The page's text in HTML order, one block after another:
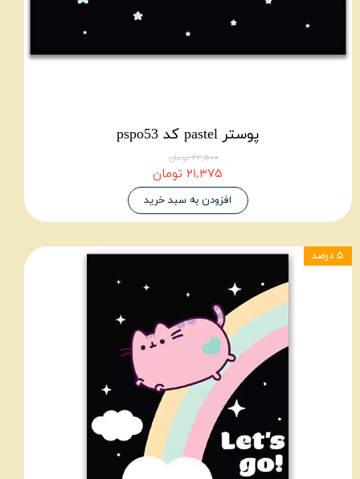
پوستر pastel کد pspo53
۲۲,۵۰۰ تومان
۲۱,۳۷۵ تومان
افزودن به سبد خرید
۵ درصد